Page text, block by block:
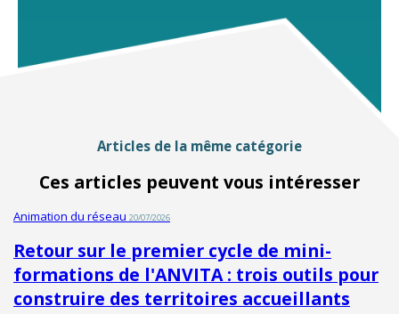
Articles de la même catégorie
Ces articles peuvent vous intéresser
Animation du réseau 20/07/2026
Retour sur le premier cycle de mini-
formations de l'ANVITA : trois outils pour
construire des territoires accueillants